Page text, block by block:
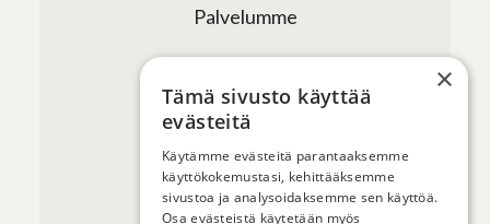
Palvelumme
Verkostomme
Tapahtumat
Uutiset ja artikkelit
Yhteystiedot
×
Tämä sivusto käyttää
evästeitä
Käytämme evästeitä parantaaksemme
käyttökokemustasi, kehittääksemme
sivustoa ja analysoidaksemme sen käyttöä.
Osa evästeistä käytetään myös